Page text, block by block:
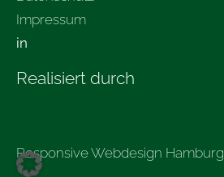
Impressum
in
Realisiert durch
Responsive Webdesign Hamburg